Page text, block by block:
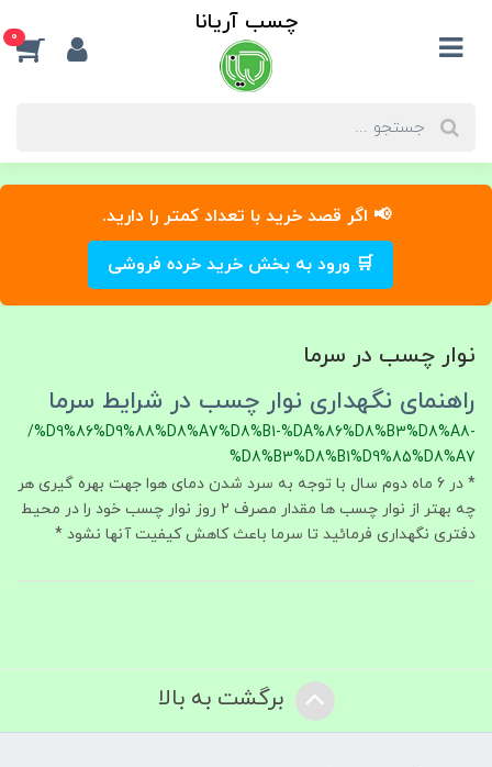
📢 اگر قصد خرید با تعداد کمتر را دارید.
🛒 ورود به بخش خرید خرده فروشی
چسب آریانا 0
نوار چسب در سرما
راهنمای نگهداری نوار چسب در شرایط سرما
/%D9%86%D9%88%D8%A7%D8%B1-%DA%86%D8%B3%D8%A8-
%D8%B3%D8%B1%D9%85%D8%A7
* در 6 ماه دوم سال با توجه به سرد شدن دمای هوا جهت بهره گیری هر
چه بهتر از نوار چسب ها مقدار مصرف ۲ روز نوار چسب خود را در محیط
دفتری نگهداری فرمائید تا سرما باعث کاهش کیفیت آنها نشود *
برگشت به بالا